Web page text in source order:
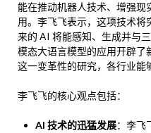
能在推动机器人技术、增强
用。李飞飞表示，这项技术
来的 AI 将能感知、生成并与
模态大语言模型的应用开辟了
这一变革性的研究，各行业能
李飞飞的核心观点包括：
AI 技术的迅猛发展：李飞